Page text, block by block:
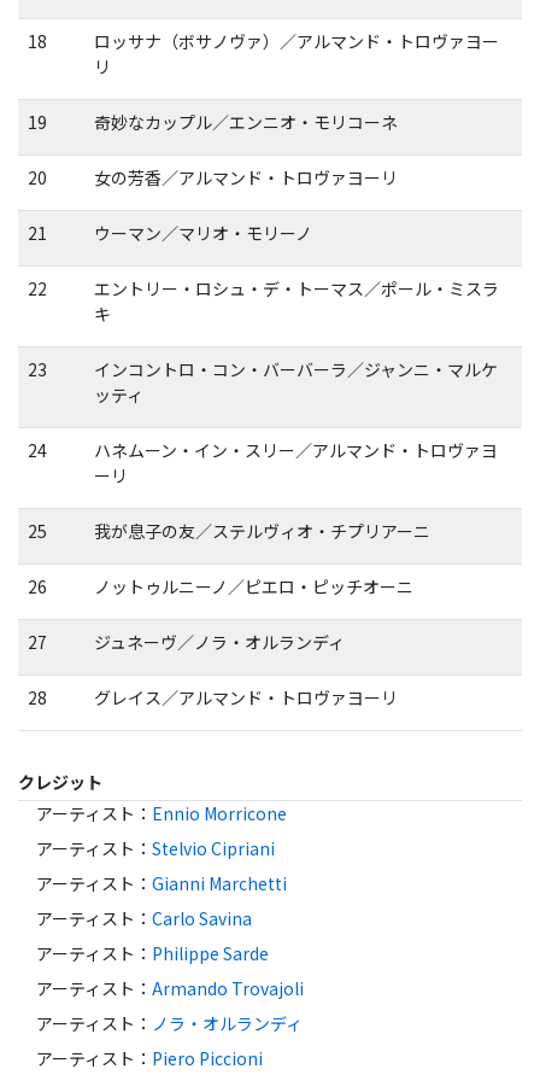
18
ロッサナ（ボサノヴァ）／アルマンド・トロヴァヨー
リ
19 奇妙なカップル／エンニオ・モリコーネ
20 女の芳香／アルマンド・トロヴァヨーリ
21 ウーマン／マリオ・モリーノ
22
エントリー・ロシュ・デ・トーマス／ポール・ミスラ
キ
23
インコントロ・コン・バーバーラ／ジャンニ・マルケ
ッティ
24
ハネムーン・イン・スリー／アルマンド・トロヴァヨ
ーリ
25 我が息子の友／ステルヴィオ・チプリアーニ
26 ノットゥルニーノ／ピエロ・ピッチオーニ
27 ジュネーヴ／ノラ・オルランディ
28 グレイス／アルマンド・トロヴァヨーリ
クレジット
アーティスト ： Ennio Morricone
アーティスト ： Stelvio Cipriani
アーティスト ： Gianni Marchetti
アーティスト ： Carlo Savina
アーティスト ： Philippe Sarde
アーティスト ： Armando Trovajoli
アーティスト ： ノラ・オルランディ
アーティスト ： Piero Piccioni